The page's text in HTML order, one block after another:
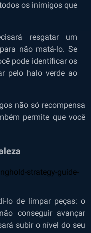
os inimigos que
resgatar um
não matá-lo. Se
pode identificar os
pelo halo verde ao
não só recompensa
permite que você
lo de limpar peças: o
conseguir avançar
subir o nível do seu